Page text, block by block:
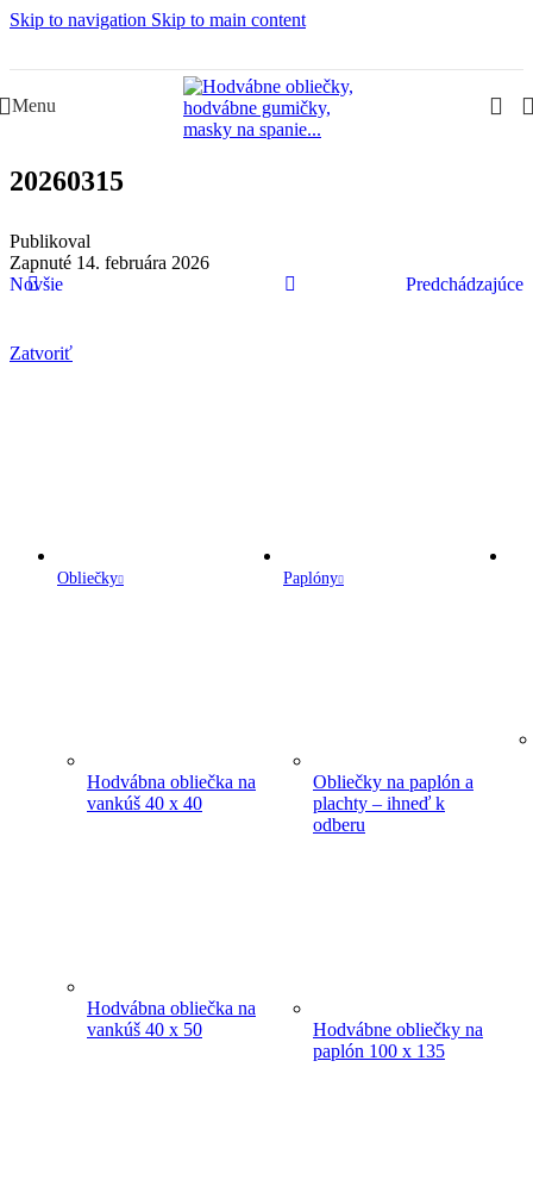
Skip to navigation Skip to main content
Menu
20260315
Publikoval
Zapnuté 14. februára 2026
Novšie
Predchádzajúce
Zatvoriť
Obliečky
Hodvábna obliečka na
vankúš 40 x 40
Hodvábna obliečka na
vankúš 40 x 50
Paplóny
Obliečky na paplón a
plachty – ihneď k
odberu
Hodvábne obliečky na
paplón 100 x 135